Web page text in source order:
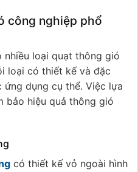
công nghiệp phổ
nhiều loại quạt thông gió
loại có thiết kế và đặc
dụng cụ thể. Việc lựa
bảo hiệu quả thông gió
có thiết kế vỏ ngoài hình